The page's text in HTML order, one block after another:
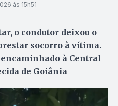
às 15h51
o condutor deixou o
socorro à vítima.
à Central
de Goiânia